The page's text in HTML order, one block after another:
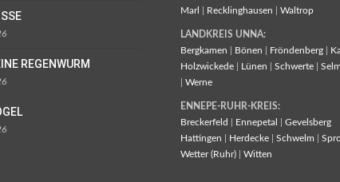
REGENWURM
Marl
Recklinghausen Waltrop
LANDKREIS UNNA:
Bergkamen
Bönen Fröndenberg
Holzwickede
Lünen Schwerte Selm
Werne
ENNEPE-RUHR-KREIS:
Breckerfeld
Ennepetal
Gevelsberg
Hattingen
Herdecke Schwelm
Wetter (Ruhr)
Witten